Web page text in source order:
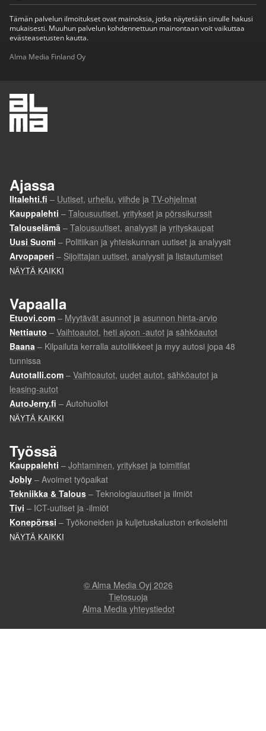
Tämän palvelun ilmoitukset ovat mainoksia, jotka näytetään sinulle hakusi
mukaisesti. Muuhun palvelun kohdennettuun mainontaan voit vaikuttaa
evästeasetusten kautta.
Alma Media Finland Oy